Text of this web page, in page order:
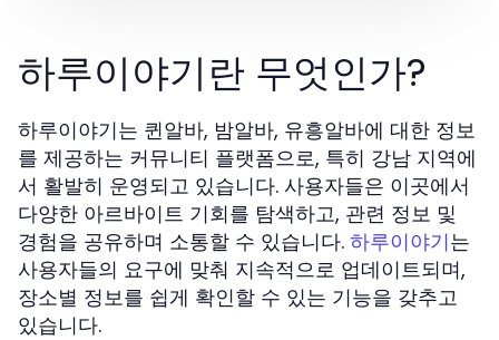
하루이야기란 무엇인가?
하루이야기는 퀸알바, 밤알바, 유흥알바에 대한 정보
를 제공하는 커뮤니티 플랫폼으로, 특히 강남 지역에
서 활발히 운영되고 있습니다. 사용자들은 이곳에서
다양한 아르바이트 기회를 탐색하고, 관련 정보 및
경험을 공유하며 소통할 수 있습니다. 하루이야기는
사용자들의 요구에 맞춰 지속적으로 업데이트되며,
장소별 정보를 쉽게 확인할 수 있는 기능을 갖추고
있습니다.